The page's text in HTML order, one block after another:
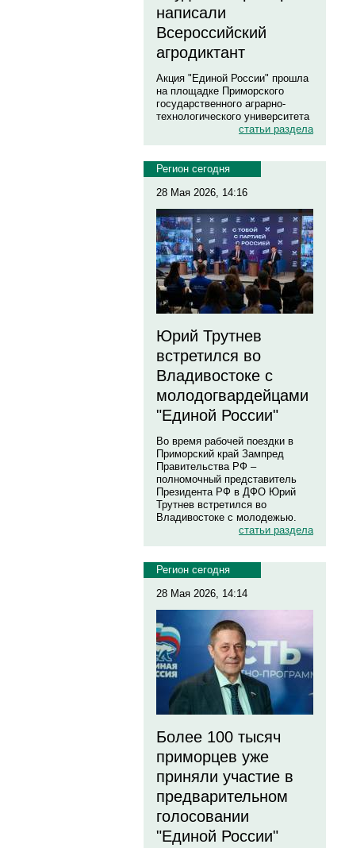
написали
Всероссийский
агродиктант
Акция "Единой России" прошла
на площадке Приморского
государственного аграрно-
технологического университета
статьи раздела
Регион сегодня
28 Мая 2026, 14:16
Юрий Трутнев
встретился во
Владивостоке с
молодогвардейцами
"Единой России"
Во время рабочей поездки в
Приморский край Зампред
Правительства РФ –
полномочный представитель
Президента РФ в ДФО Юрий
Трутнев встретился во
Владивостоке с молодежью.
статьи раздела
Регион сегодня
28 Мая 2026, 14:14
Более 100 тысяч
приморцев уже
приняли участие в
предварительном
голосовании
"Единой России"